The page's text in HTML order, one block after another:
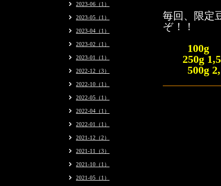
毎回、限定
ぞ！！
250g
500g
2023-06（1）
2023-05（1）
2023-04（1）
2023-02（1）
2023-01（1）
2022-12（3）
2022-10（1）
2022-05（1）
2022-04（1）
2022-01（1）
2021-12（2）
2021-11（3）
2021-10（1）
2021-05（1）